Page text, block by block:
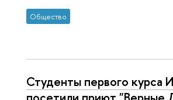
Общество
Студенты первого курса